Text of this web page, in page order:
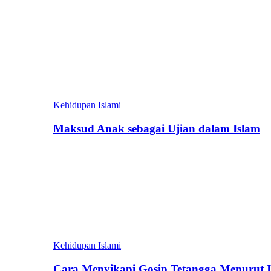
Kehidupan Islami
Maksud Anak sebagai Ujian dalam Islam
Kehidupan Islami